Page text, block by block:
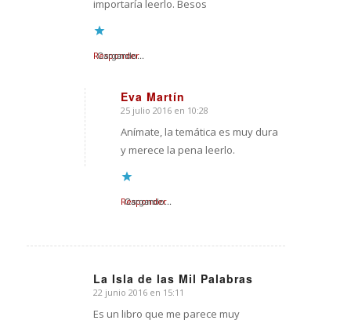
importaría leerlo. Besos
Cargando...
Responder
Eva Martín
Dice:
25 julio 2016 en 10:28
Anímate, la temática es muy dura
y merece la pena leerlo.
Cargando...
Responder
La Isla de las Mil Palabras
Dice:
22 junio 2016 en 15:11
Es un libro que me parece muy